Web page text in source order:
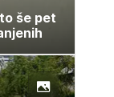
še pet